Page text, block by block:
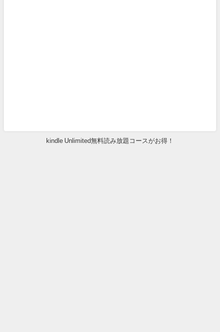
kindle Unlimited無料読み放題コースがお得！